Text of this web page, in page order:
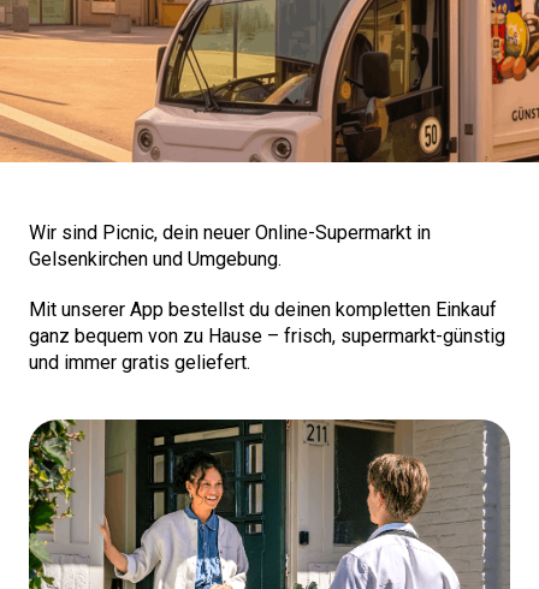
Wir sind Picnic, dein neuer Online-Supermarkt in
Gelsenkirchen und Umgebung.
Mit unserer App bestellst du deinen kompletten Einkauf
ganz bequem von zu Hause – frisch, supermarkt-günstig
und immer gratis geliefert.